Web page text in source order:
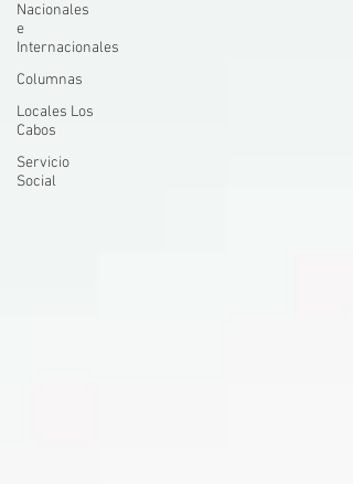
Nacionales
e
Internacionales
Columnas
Locales Los
Cabos
Servicio
Social